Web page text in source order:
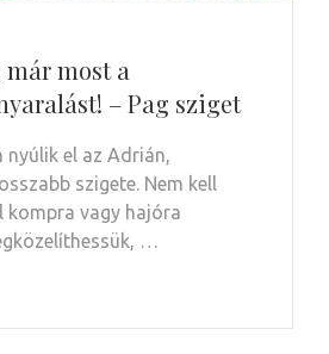
most a
– Pag sziget
nyúlik el az Adrián,
szigete. Nem kell
kompra vagy hajóra
…